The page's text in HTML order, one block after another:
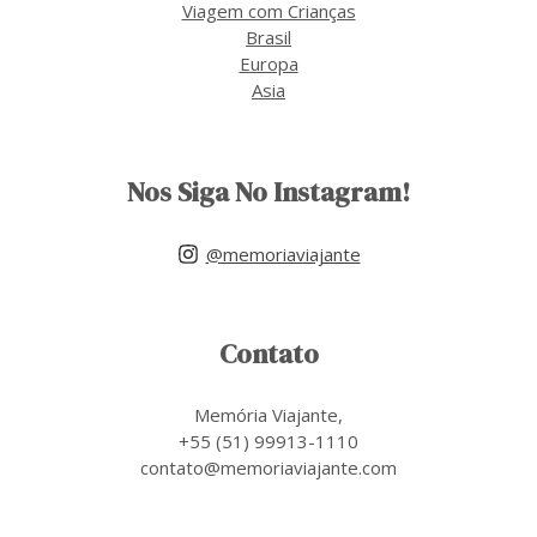
Viagem com Crianças
Brasil
Europa
Asia
Nos Siga No Instagram!
@memoriaviajante
Contato
Memória Viajante,
+55 (51) 99913-1110
contato@memoriaviajante.com